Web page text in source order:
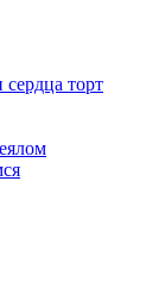
торт